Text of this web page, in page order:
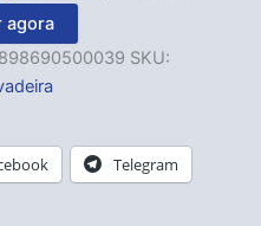
agora
SKU:
Telegram